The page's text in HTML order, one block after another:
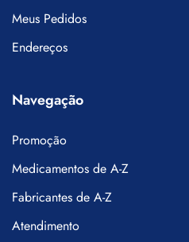
Meus Pedidos
Endereços
Navegação
Promoção
Medicamentos de A-Z
Fabricantes de A-Z
Atendimento